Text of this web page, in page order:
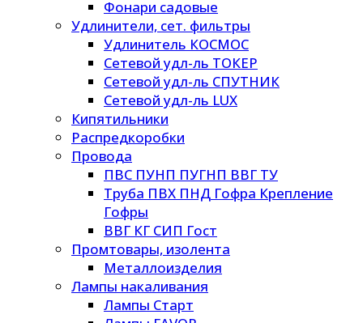
Фонари садовые
Удлинители, сет. фильтры
Удлинитель КОСМОС
Сетевой удл-ль ТОКЕР
Сетевой удл-ль СПУТНИК
Сетевой удл-ль LUX
Кипятильники
Распредкоробки
Провода
ПВС ПУНП ПУГНП ВВГ ТУ
Труба ПВХ ПНД Гофра Крепление
Гофры
ВВГ КГ СИП Гост
Промтовары, изолента
Металлоизделия
Лампы накаливания
Лампы Старт